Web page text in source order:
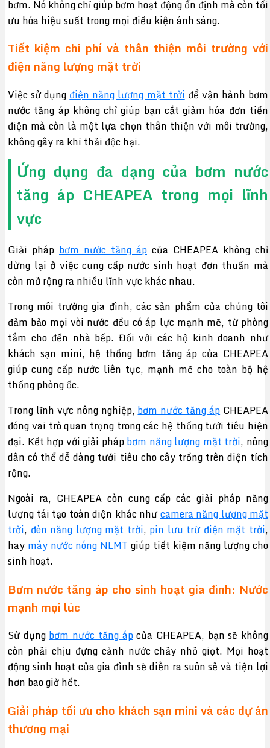
bơm. Nó không chỉ giúp bơm hoạt động ổn định mà còn tối
ưu hóa hiệu suất trong mọi điều kiện ánh sáng.
Tiết kiệm chi phí và thân thiện môi trường với
điện năng lượng mặt trời
Việc sử dụng điện năng lượng mặt trời để vận hành bơm
nước tăng áp không chỉ giúp bạn cắt giảm hóa đơn tiền
điện mà còn là một lựa chọn thân thiện với môi trường,
không gây ra khí thải độc hại.
Ứng dụng đa dạng của bơm nước
tăng áp CHEAPEA trong mọi lĩnh
vực
Giải pháp bơm nước tăng áp của CHEAPEA không chỉ
dừng lại ở việc cung cấp nước sinh hoạt đơn thuần mà
còn mở rộng ra nhiều lĩnh vực khác nhau.
Trong môi trường gia đình, các sản phẩm của chúng tôi
đảm bảo mọi vòi nước đều có áp lực mạnh mẽ, từ phòng
tắm cho đến nhà bếp. Đối với các hộ kinh doanh như
khách sạn mini, hệ thống bơm tăng áp của CHEAPEA
giúp cung cấp nước liên tục, mạnh mẽ cho toàn bộ hệ
thống phòng ốc.
Trong lĩnh vực nông nghiệp, bơm nước tăng áp CHEAPEA
đóng vai trò quan trọng trong các hệ thống tưới tiêu hiện
đại. Kết hợp với giải phápbơm năng lượng mặt trời, nông
dân có thể dễ dàng tưới tiêu cho cây trồng trên diện tích
rộng.
Ngoài ra, CHEAPEA còn cung cấp các giải pháp năng
lượng tái tạo toàn diện khác nhưcamera năng lượng mặt
trời, đèn năng lượng mặt trời, pin lưu trữ điện mặt trời,
hay máy nước nóng NLMT giúp tiết kiệm năng lượng cho
sinh hoạt.
Bơm nước tăng áp cho sinh hoạt gia đình: Nước
mạnh mọi lúc
Sử dụngbơm nước tăng ápcủa CHEAPEA, bạn sẽ không
còn phải chịu đựng cảnh nước chảy nhỏ giọt. Mọi hoạt
động sinh hoạt của gia đình sẽ diễn ra suôn sẻ và tiện lợi
hơn bao giờ hết.
Giải pháp tối ưu cho khách sạn mini và các dự án
thương mại